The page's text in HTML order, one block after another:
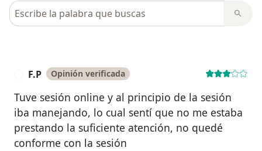
Busca en opiniones
F.P Opinión verificada
Tuve sesión online y al principio de la sesión
iba manejando, lo cual sentí que no me estaba
prestando la suficiente atención, no quedé
conforme con la sesión